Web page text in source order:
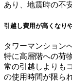
あり、地震時の不
引越し費用が高くなり
タワーマンション
特に高層階への荷
常の引越しよりも
の使用時間が限ら